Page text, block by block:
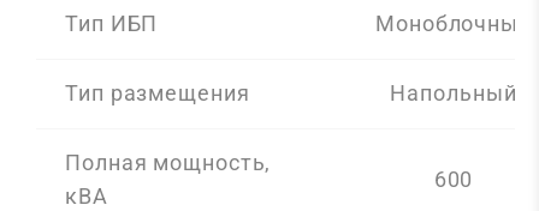
Тип ИБП Моноблочный
Тип размещения Напольный
Полная мощность,
кВА
600